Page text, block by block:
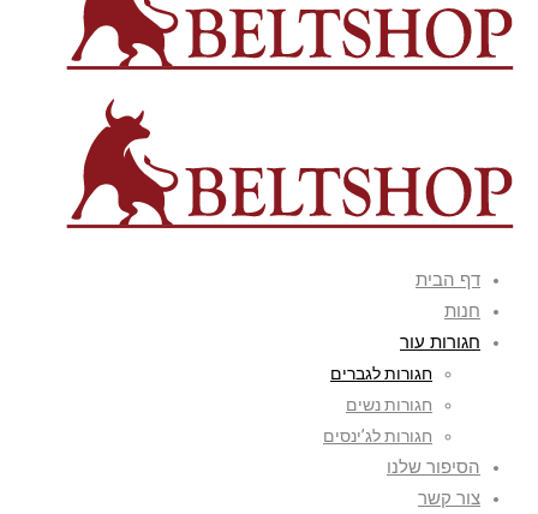
דף הבית
חנות
חגורות עור
חגורות לגברים
חגורות נשים
חגורות לג’ינסים
הסיפור שלנו
צור קשר